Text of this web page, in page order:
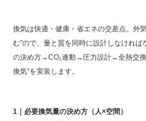
換気は快適・健康・省エネの交差点。外
む”ので、量と質を同時に設計しなけれ
の決め方→CO₂連動→圧力設計→全熱交
換気”を実装します。
1｜必要換気量の決め方（人×空間）